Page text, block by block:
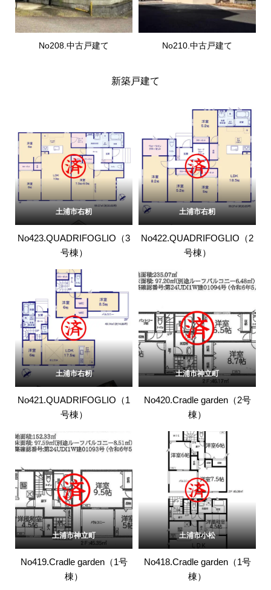
No208.中古戸建て No210.中古戸建て
新築戸建て
土浦市右籾
No423.QUADRIFOGLIO（3
号棟）
土浦市右籾
No422.QUADRIFOGLIO（2
号棟）
土浦市右籾
No421.QUADRIFOGLIO（1
号棟）
土浦市神立町
No420.Cradle garden（2号
棟）
土浦市神立町
No419.Cradle garden（1号
棟）
土浦市小松
No418.Cradle garden（1号
棟）